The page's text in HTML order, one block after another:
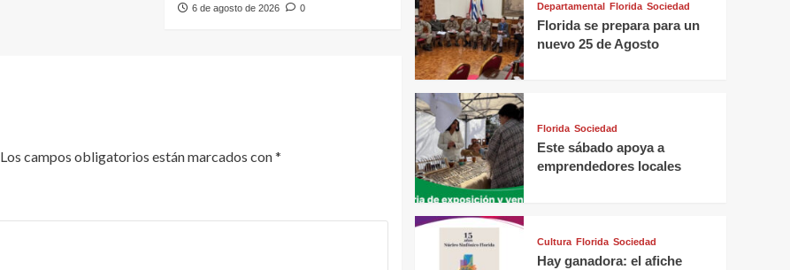
6 de agosto de 2026 0
Los campos obligatorios están marcados con*
Departamental Florida Sociedad
Florida se prepara para un
nuevo 25 de Agosto
Florida Sociedad
Este sábado apoya a
emprendedores locales
Cultura Florida Sociedad
Hay ganadora: el afiche